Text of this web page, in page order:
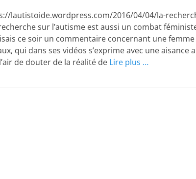
lautistoide.wordpress.com/2016/04/04/la-
sur l’autisme est aussi un combat
ce soir un commentaire concernant une
qui dans ses vidéos s’exprime avec une
de douter de la réalité de Lire plus …